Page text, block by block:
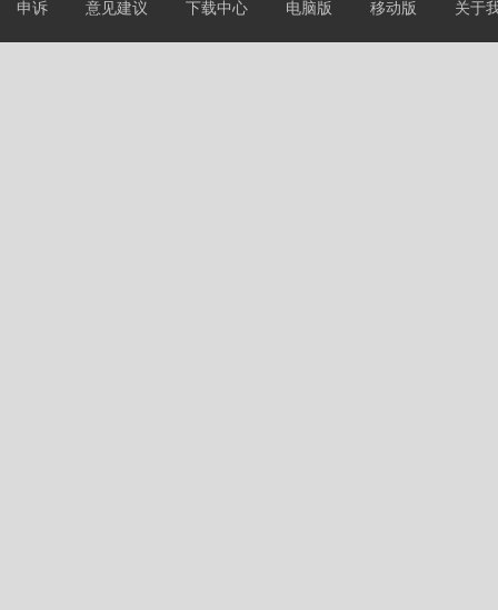
申诉 意见建议 下载中心 电脑版 移动版 关于